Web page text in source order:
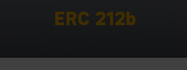
ERC 212b